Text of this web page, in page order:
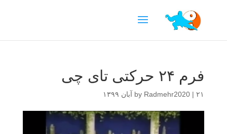
فرم ۲۴ حرکتی تای چی
by Radmehr2020 |۲۱ آبان ۱۳۹۹